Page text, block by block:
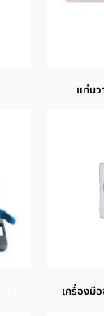
แท่น
เครื่องมื